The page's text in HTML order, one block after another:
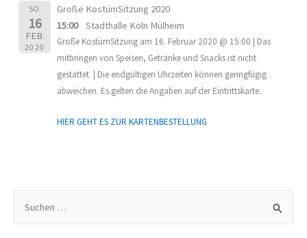
SO.
16
FEB.
2020
Große KostümSitzung 2020
15:00
Stadthalle Köln Mülheim
Große KostümSitzung am 16. Februar 2020 @ 15:00 | Das
mitbringen von Speisen, Getränke und Snacks ist nicht
gestattet. | Die endgültigen Uhrzeiten können geringfügig
abweichen. Es gelten die Angaben auf der Eintrittskarte.
HIER GEHT ES ZUR KARTENBESTELLUNG